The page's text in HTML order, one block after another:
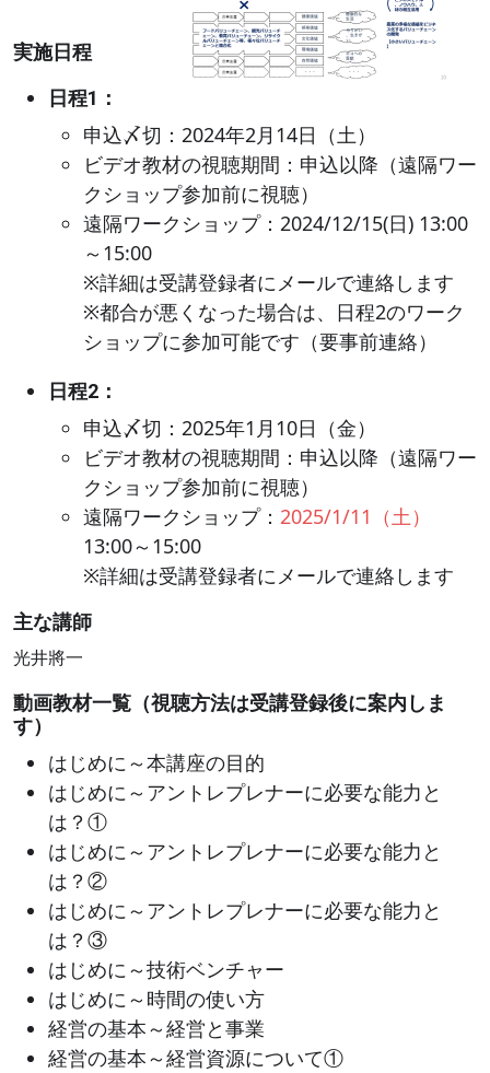
実施日程
日程1：
申込〆切：2024年2月14日（土）
ビデオ教材の視聴期間：申込以降（遠隔ワー
クショップ参加前に視聴）
遠隔ワークショップ：2024/12/15(日) 13:00
～15:00
※詳細は受講登録者にメールで連絡します
※都合が悪くなった場合は、日程2のワーク
ショップに参加可能です（要事前連絡）
日程2：
申込〆切：2025年1月10日（金）
ビデオ教材の視聴期間：申込以降（遠隔ワー
クショップ参加前に視聴）
遠隔ワークショップ： 2025/1/11（土）
13:00～15:00
※詳細は受講登録者にメールで連絡します
主な講師
光井將一
動画教材一覧（視聴方法は受講登録後に案内しま
す）
はじめに～本講座の目的
はじめに～アントレプレナーに必要な能力と
は？①
はじめに～アントレプレナーに必要な能力と
は？②
はじめに～アントレプレナーに必要な能力と
は？③
はじめに～技術ベンチャー
はじめに～時間の使い方
経営の基本～経営と事業
経営の基本～経営資源について①